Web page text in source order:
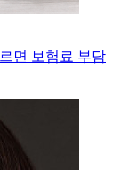
면 보험료 부담